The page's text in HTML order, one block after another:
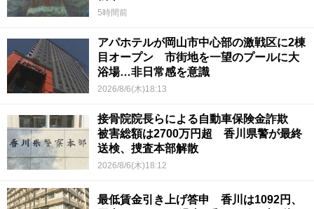
5時間前
アパホテルが岡山市中心部の激戦区に2棟
目オープン 市街地を一望のプールに大
浴場…非日常感を意識
2026/8/6(木)18:13
接骨院院長らによる自動車保険金詐欺
被害総額は2700万円超 香川県警が最終
送検、捜査本部解散
2026/8/6(木)18:12
最低賃金引き上げ答申 香川は1092円、